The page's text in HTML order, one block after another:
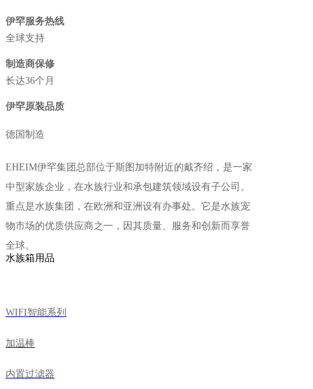
伊罕服务热线
全球支持
制造商保修
长达36个月
伊罕原装品质
德国制造
EHEIM伊罕集团总部位于斯图加特附近的戴齐绍，是一家
中型家族企业，在水族行业和承包建筑领域设有子公司。
重点是水族集团，在欧洲和亚洲设有办事处。它是水族宠
物市场的优质供应商之一，因其质量、服务和创新而享誉
全球。
水族箱用品
WIFI智能系列
加温棒
内置过滤器